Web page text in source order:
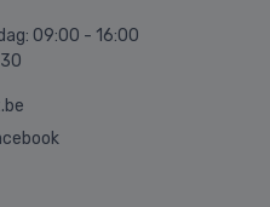
09:00 - 16:00